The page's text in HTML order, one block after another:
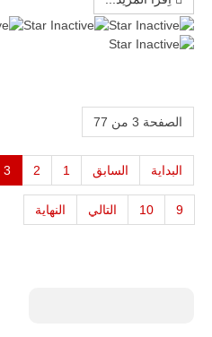
الصفحة 3 من 77
البداية السابق 1
2
3
9
10 التالي النهاية